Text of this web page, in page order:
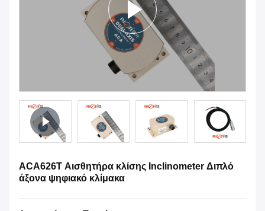
ACA626T Αισθητήρα κλίσης Inclinometer Διπλό
άξονα ψηφιακό κλίμακα